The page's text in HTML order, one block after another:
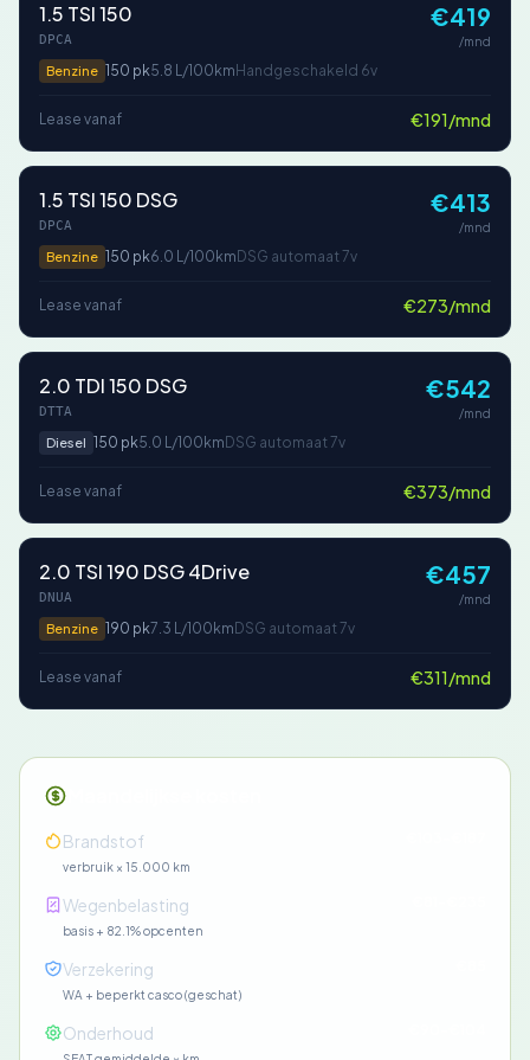
1.5 TSI 150
DPCA
Benzine 150 pk5.8 L/100km Handgeschakeld 6v
€419
/mnd
Lease vanaf €191/mnd
1.5 TSI 150 DSG
DPCA
Benzine 150 pk6.0 L/100km DSG automaat 7v
€413
/mnd
Lease vanaf €273/mnd
2.0 TDI 150 DSG
DTTA
Diesel 150 pk5.0 L/100km DSG automaat 7v
€542
/mnd
Lease vanaf €373/mnd
2.0 TSI 190 DSG 4Drive
DNUA
Benzine 190 pk7.3 L/100km DSG automaat 7v
€457
/mnd
Lease vanaf €311/mnd
Brandstof
verbruik × 15.000 km
Wegenbelasting
basis + 82.1% opcenten
Verzekering
WA + beperkt casco (geschat)
Onderhoud